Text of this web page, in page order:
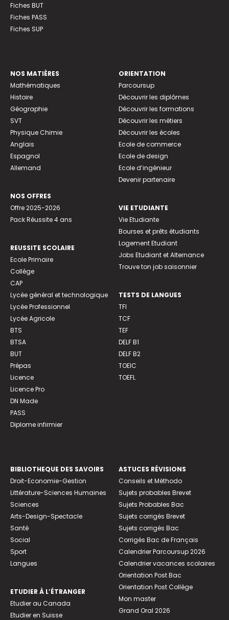
Fiches BUT
Fiches PASS
Fiches SUP
NOS MATIÈRES
Mathématiques
Histoire
Géographie
SVT
Physique Chimie
Anglais
Espagnol
Allemand
NOS OFFRES
Offre 2025-2026
Pack Réussite 4 ans
REUSSITE SCOLAIRE
Ecole Primaire
Collège
CAP
Lycée général et technologique
Lycée Professionnel
Lycée Agricole
BTS
BTSA
BUT
Prépas
Licence
Licence Pro
DN Made
PASS
Diplome infirmier
ORIENTATION
Parcoursup
Découvrir les diplômes
Découvrir les formations
Découvrir les métiers
Découvrir les écoles
Ecole de commerce
Ecole de design
Ecole d’ingénieur
Devenir partenaire
VIE ETUDIANTE
Vie Etudiante
Bourses et prêts étudiants
Logement Etudiant
Jobs Etudiant et Alternance
Trouve ton job saisonnier
TESTS DE LANGUES
TFI
TCF
TEF
DELF B1
DELF B2
TOEIC
TOEFL
BIBLIOTHEQUE DES SAVOIRS
Droit-Economie-Gestion
Littérature-Sciences Humaines
Sciences
Arts-Design-Spectacle
Santé
Social
Sport
Langues
ETUDIER À L’ÉTRANGER
Etudier au Canada
Etudier en Suisse
ASTUCES RÉVISIONS
Conseils et Méthodo
Sujets probables Brevet
Sujets Probables Bac
Sujets corrigés Brevet
Sujets corrigés Bac
Corrigés Bac de Français
Calendrier Parcoursup 2026
Calendrier vacances scolaires
Orientation Post Bac
Orientation Post Collège
Mon master
Grand Oral 2026